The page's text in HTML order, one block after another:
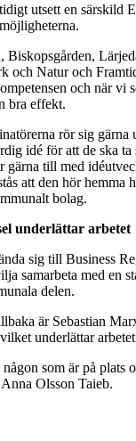
utsett en särskild
Biskopsgården,
och Natur och
och när vi
bra effekt.
rör sig gärna
idé för att de ska
gärna till med
att den hör hemma
bolag.
underlättar arbetet
sig till Business
samarbeta med en
delen.
är Sebastian
underlättar
som är på plats
Olsson Taieb.